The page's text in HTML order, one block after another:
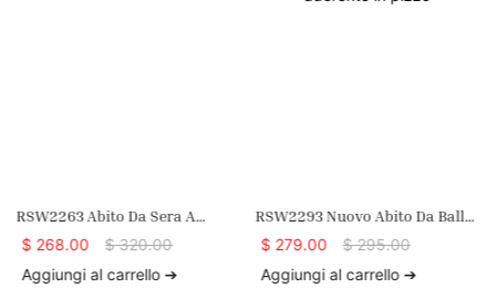
RSW2263 Abito Da Sera A
Trapezio Con Scollo Alto E
$ 268.00 $320.00
Aggiungi al carrello ➔
RSW2293 Nuovo Abito Da Ballo
Con Spalline Sottili E Scollo A V,
$ 279.00 $295.00
Aggiungi al carrello ➔